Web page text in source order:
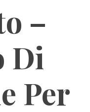
–
Di
Per